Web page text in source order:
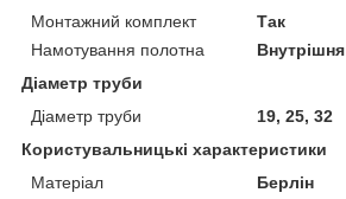
Монтажний комплект
Так
Намотування полотна
Внутрішня
Діаметр труби
Діаметр труби
19, 25, 32
Користувальницькі характеристики
Матеріал
Берлін